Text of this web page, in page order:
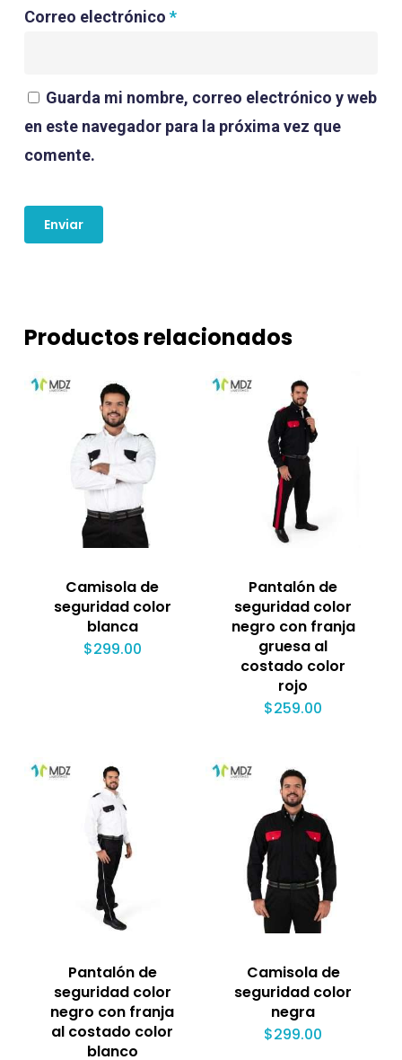
Correo electrónico *
Guarda mi nombre, correo electrónico y web
en este navegador para la próxima vez que
comente.
Productos relacionados
Camisola de
seguridad color
blanca
$299.00
Pantalón de
seguridad color
negro con franja
gruesa al
costado color
rojo
$259.00
Pantalón de
seguridad color
negro con franja
al costado color
blanco
Camisola de
seguridad color
negra
$299.00